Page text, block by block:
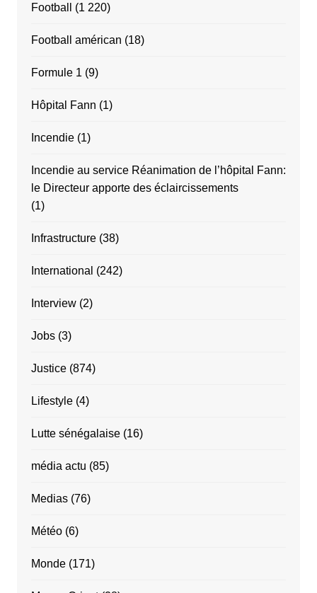
Football (1 220)
Football américan (18)
Formule 1 (9)
Hôpital Fann (1)
Incendie(1)
Incendie au service Réanimation de l’hôpital Fann:
le Directeur apporte des éclaircissements
(1)
Infrastructure(38)
International (242)
Interview(2)
Jobs(3)
Justice(874)
Lifestyle(4)
Lutte sénégalaise(16)
média actu (85)
Medias(76)
Météo(6)
Monde(171)